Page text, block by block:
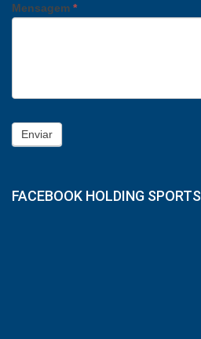
Mensagem *
Enviar
FACEBOOK HOLDING SPORTS